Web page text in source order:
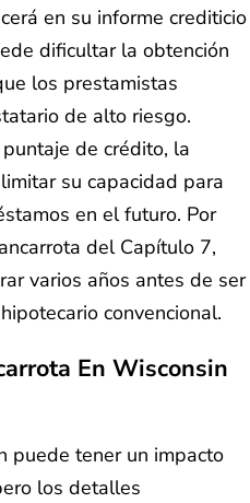
en su informe crediticio
dificultar la obtención
los prestamistas
de alto riesgo.
de crédito, la
su capacidad para
en el futuro. Por
del Capítulo 7,
varios años antes de ser
convencional.
En Wisconsin
puede tener un impacto
los detalles